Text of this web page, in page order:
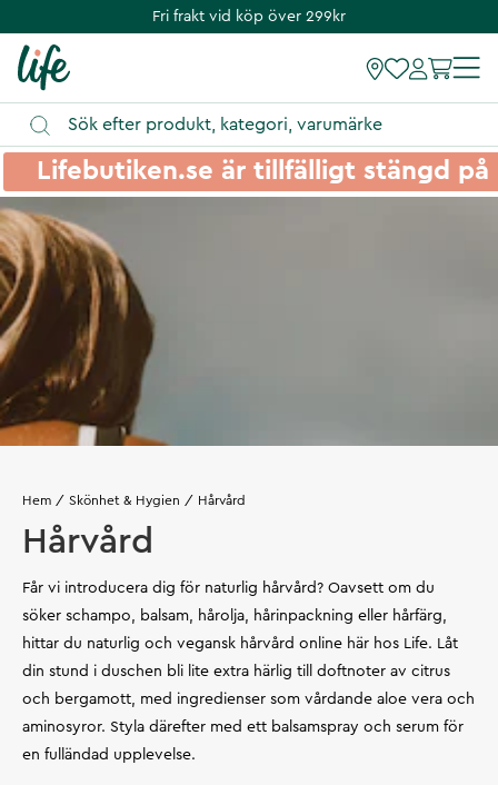
Fri frakt vid köp över 299kr
Lifebutiken.se är tillfälligt stängd
Hem Skönhet & Hygien Hårvård
Hårvård
Får vi introducera dig för naturlig hårvård? Oavsett om du
söker schampo, balsam, hårolja, hårinpackning eller hårfärg,
hittar du naturlig och vegansk hårvård online här hos Life. Låt
din stund i duschen bli lite extra härlig till doftnoter av citrus
och bergamott, med ingredienser som vårdande aloe vera och
aminosyror. Styla därefter med ett balsamspray och serum för
en fulländad upplevelse.